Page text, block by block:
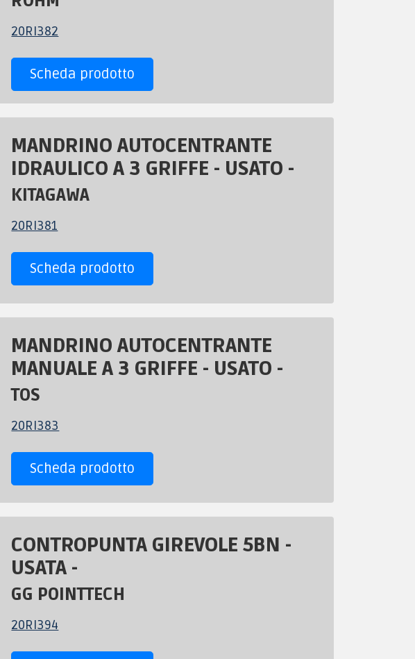
20RI382
Scheda prodotto
MANDRINO AUTOCENTRANTE
IDRAULICO A 3 GRIFFE - USATO -
KITAGAWA
20RI381
Scheda prodotto
MANDRINO AUTOCENTRANTE
MANUALE A 3 GRIFFE - USATO -
TOS
20RI383
Scheda prodotto
CONTROPUNTA GIREVOLE 5BN -
USATA -
GG POINTTECH
20RI394